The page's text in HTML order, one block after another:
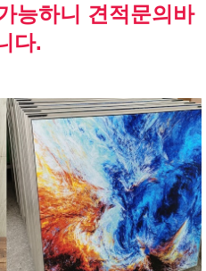
능하니 견적문의바
다.